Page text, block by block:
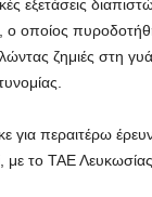
εξετάσεις
ο οποίος
ζημιές στη
για περαιτέρω
με το ΤΑΕ